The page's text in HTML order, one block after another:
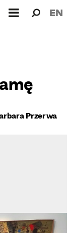
dla: EN
Przerwa